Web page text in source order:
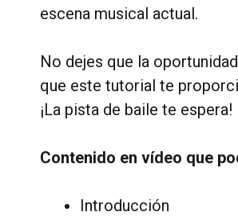
escena musical actual.
No dejes que la
que este tutorial te
¡La pista de baile te espera!
Contenido en vídeo que
Introducción